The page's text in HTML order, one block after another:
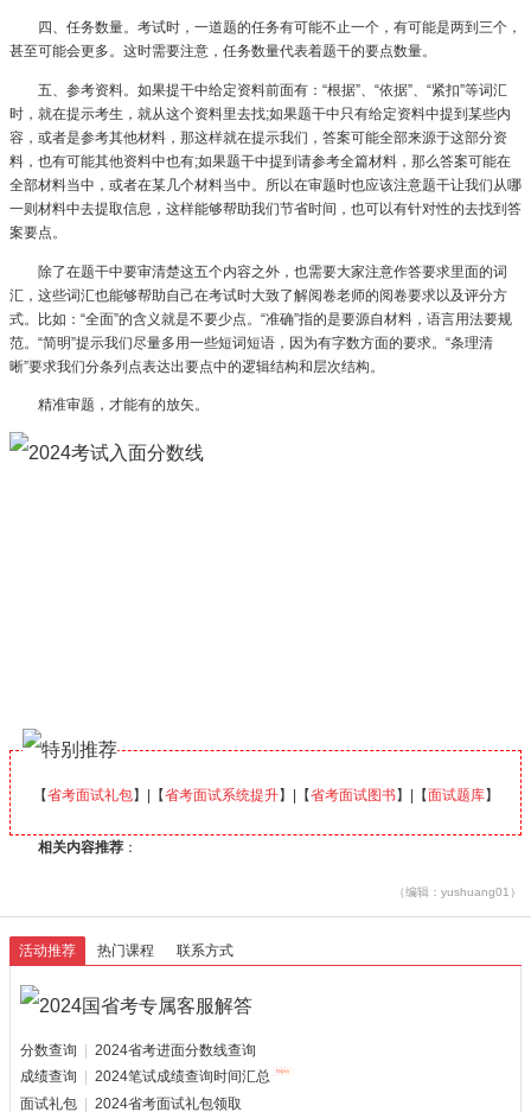
四、任务数量。考试时，一道题的任务有可能不止一个，有可能是两到三个，
甚至可能会更多。这时需要注意，任务数量代表着题干的要点数量。
五、参考资料。如果提干中给定资料前面有：“根据”、“依据”、“紧扣”等词汇
时，就在提示考生，就从这个资料里去找;如果题干中只有给定资料中提到某些内
容，或者是参考其他材料，那这样就在提示我们，答案可能全部来源于这部分资
料，也有可能其他资料中也有;如果题干中提到请参考全篇材料，那么答案可能在
全部材料当中，或者在某几个材料当中。所以在审题时也应该注意题干让我们从哪
一则材料中去提取信息，这样能够帮助我们节省时间，也可以有针对性的去找到答
案要点。
除了在题干中要审清楚这五个内容之外，也需要大家注意作答要求里面的词
汇，这些词汇也能够帮助自己在考试时大致了解阅卷老师的阅卷要求以及评分方
式。比如：“全面”的含义就是不要少点。“准确”指的是要源自材料，语言用法要规
范。“简明”提示我们尽量多用一些短词短语，因为有字数方面的要求。“条理清
晰”要求我们分条列点表达出要点中的逻辑结构和层次结构。
精准审题，才能有的放矢。
【省考面试礼包】|【省考面试系统提升】|【省考面试图书】|【面试题库】
相关内容推荐 ：
（编辑：yushuang01）
活动推荐 热门课程 联系方式
分数查询
2024省考进面分数线查询
成绩查询
2024笔试成绩查询时间汇总
面试礼包
2024省考面试礼包领取